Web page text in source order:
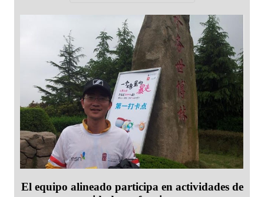
El equipo alineado participa en actividades de